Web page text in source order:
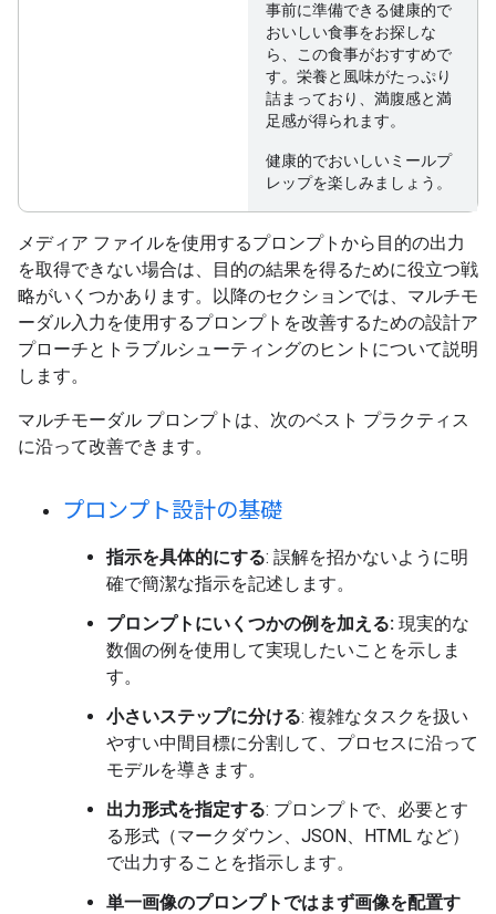
事前に準備できる健康的で
おいしい食事をお探しな
ら、この食事がおすすめで
す。栄養と風味がたっぷり
詰まっており、満腹感と満
足感が得られます。
健康的でおいしいミールプ
レップを楽しみましょう。
メディア ファイルを使用するプロンプトから目的の出力
を取得できない場合は、目的の結果を得るために役立つ戦
略がいくつかあります。以降のセクションでは、マルチモ
ーダル入力を使用するプロンプトを改善するための設計ア
プローチとトラブルシューティングのヒントについて説明
します。
マルチモーダル プロンプトは、次のベスト プラクティス
に沿って改善できます。
プロンプト設計の基礎
指示を具体的にする: 誤解を招かないように明
確で簡潔な指示を記述します。
プロンプトにいくつかの例を加える: 現実的な
数個の例を使用して実現したいことを示しま
す。
小さいステップに分ける: 複雑なタスクを扱い
やすい中間目標に分割して、プロセスに沿って
モデルを導きます。
出力形式を指定する: プロンプトで、必要とす
る形式（マークダウン、JSON、HTML など）
で出力することを指示します。
単一画像のプロンプトではまず画像を配置す